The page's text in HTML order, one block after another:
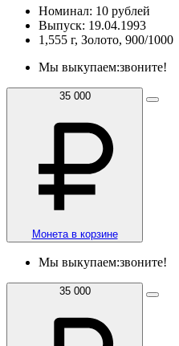
Номинал: 10 рублей
Выпуск: 19.04.1993
1,555 г, Золото, 900/1000
Мы выкупаем:звоните!
35 000
Монета в корзине
Мы выкупаем:звоните!
35 000